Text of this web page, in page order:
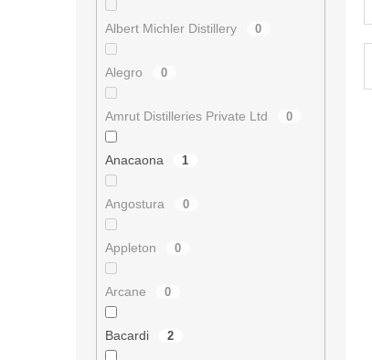
Albert Michler Distillery 0
Alegro 0
Amrut Distilleries Private Ltd 0
Anacaona 1
Angostura 0
Appleton 0
Arcane 0
Bacardi 2